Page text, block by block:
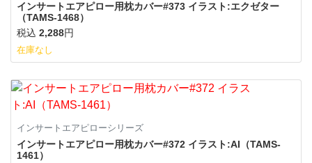
インサートエアピロー用枕カバー#373 イラスト:エクゼター
（TAMS-1468）
税込 2,288円
在庫なし
インサートエアピローシリーズ
インサートエアピロー用枕カバー#372 イラスト:AI（TAMS-
1461）